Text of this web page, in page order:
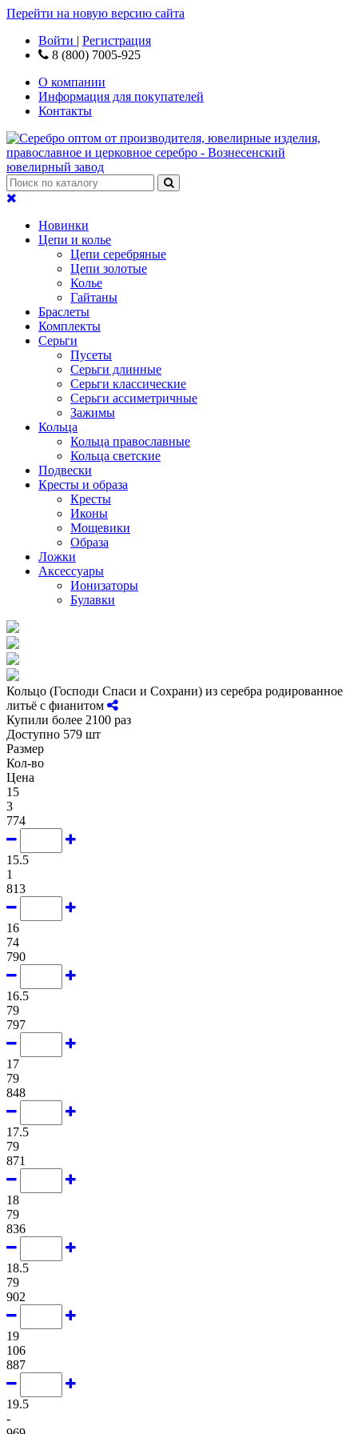
Перейти на новую версию сайта
Войти | Регистрация
8 (800) 7005-925
О компании
Информация для покупателей
Контакты
Новинки
Цепи и колье
Цепи серебряные
Цепи золотые
Колье
Гайтаны
Браслеты
Комплекты
Серьги
Пусеты
Серьги длинные
Серьги классические
Серьги ассиметричные
Зажимы
Кольца
Кольца православные
Кольца светские
Подвески
Кресты и образа
Кресты
Иконы
Мощевики
Образа
Ложки
Аксессуары
Ионизаторы
Булавки
Кольцо (Господи Спаси и Сохрани) из серебра родированное
литьё с фианитом
Купили более 2100 раз
Доступно 579 шт
Размер
Кол-во
Цена
15
3
774
15.5
1
813
16
74
790
16.5
79
797
17
79
848
17.5
79
871
18
79
836
18.5
79
902
19
106
887
19.5
-